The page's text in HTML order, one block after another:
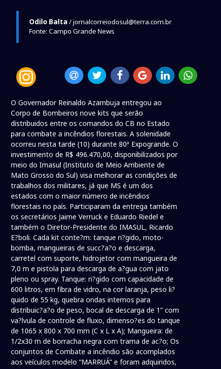
Odilo Balta / jornalcorreiodosul@terra.com.br
Fonte: Campo Grande News
O Governador Reinaldo Azambuja entregou ao
Corpo de Bombeiros nove kits que serão
distribuidos entre os comandos do CB no Estado
para combate a incêndios florestais. A solenidade
ocorreu nesta tarde (10) durante 80ª Expogrande. O
investimento de R$ 496.470,00, disponibilizados por
meio do Imasul (Instituto de Meio Ambiente de
Mato Grosso do Sul) visa melhorar as condições de
trabalhos dos militares, já que MS é um dos
estados com o maior número de incêndios
florestais no país. Participaram da entrega também
os secretários Jaime Verruck e Eduardo Riedel e
também o Diretor-Presidente do IMASUL, Ricardo
E?boli. Cada kit conte?m: tanque ri?gido, moto-
bomba, mangueiras de succ?a?o e descarga,
carretel com suporte, hidrojetor com mangueira de
7,0 m e pistola para descarga de a?gua com jato
pleno ou spray. Tanque: ri?gido com capacidade de
600 litros, em fibra de vidro, na cor laranja, peso li?
quido de 55 kg, quebra ondas internos para
distribuic?a?o de peso, bocal de descarga de 1” com
va?lvula de controle de fluxo, dimenso?es do tanque
de 1065 x 800 x 700 mm (C x L x A); Mangueira: de
1/2x30 m de borracha negra com trama de ac?o; Os
conjuntos de Combate a incêndio são acomplados
aos veículos modelo “MARRUÁ” e foram adquiridos,